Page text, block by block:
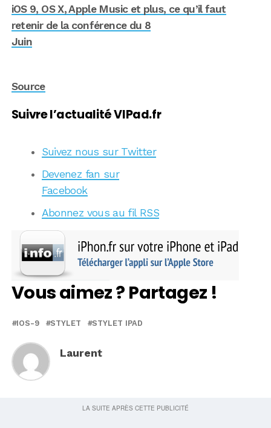
iOS 9, OS X, Apple Music et plus, ce qu’il faut
retenir de la conférence du 8
Juin
Source
Suivre l’actualité VIPad.fr
Suivez nous sur Twitter
Devenez fan sur
Facebook
Abonnez vous au fil RSS
Vous aimez ? Partagez !
IOS-9 STYLET STYLET IPAD
Laurent